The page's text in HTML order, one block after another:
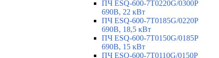
ПЧ ESQ-600-7T0220G/0300P
690В, 22 кВт
ПЧ ESQ-600-7T0185G/0220P
690В, 18,5 кВт
ПЧ ESQ-600-7T0150G/0185P
690В, 15 кВт
ПЧ ESQ-600-7T0110G/0150P